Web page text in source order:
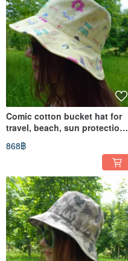
Comic cotton bucket hat for
travel, beach, sun protection.
Yellow designer hat.
868฿